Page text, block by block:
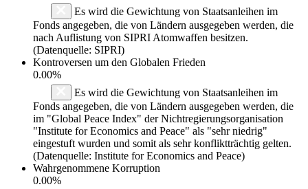
Es wird die Gewichtung von Staatsanleihen im
Fonds angegeben, die von Ländern ausgegeben werden, die
nach Auflistung von SIPRI Atomwaffen besitzen.
(Datenquelle: SIPRI)
Kontroversen um den Globalen Frieden
0.00%
Es wird die Gewichtung von Staatsanleihen im
Fonds angegeben, die von Ländern ausgegeben werden, die
im "Global Peace Index" der Nichtregierungsorganisation
"Institute for Economics and Peace" als "sehr niedrig"
eingestuft wurden und somit als sehr konfliktträchtig gelten.
(Datenquelle: Institute for Economics and Peace)
Wahrgenommene Korruption
0.00%